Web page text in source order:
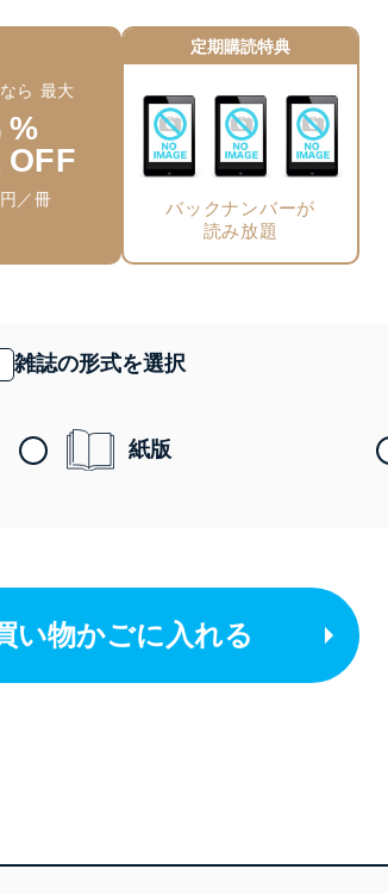
ら 最大
%
OFF
／冊
定期購読特典
バックナンバーが
読み放題
雑誌の形式を選択
紙版
い物かごに入れる